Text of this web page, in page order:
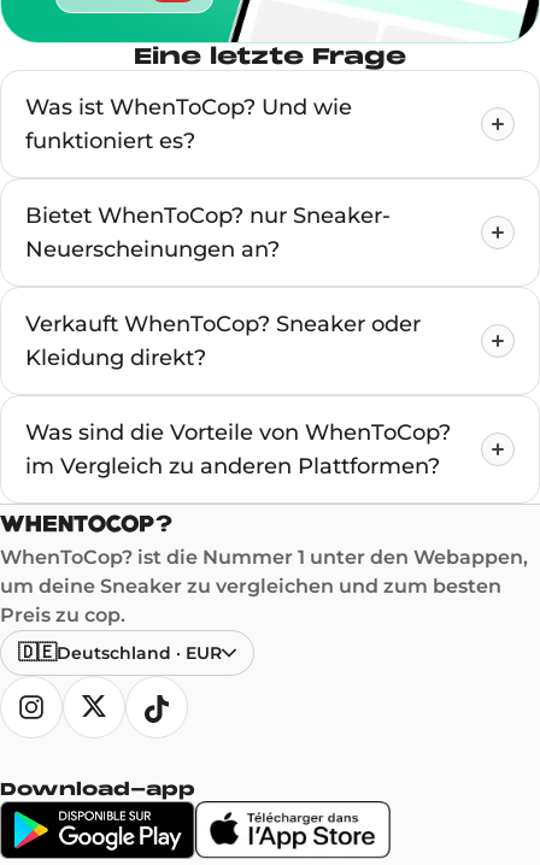
Eine letzte Frage
Was ist WhenToCop? Und wie
funktioniert es?
Bietet WhenToCop? nur Sneaker-
Neuerscheinungen an?
Verkauft WhenToCop? Sneaker oder
Kleidung direkt?
Was sind die Vorteile von WhenToCop?
im Vergleich zu anderen Plattformen?
WhenToCop? ist die Nummer 1 unter den Webappen,
um deine Sneaker zu vergleichen und zum besten
Preis zu cop.
🇩🇪Deutschland · EUR
Download-app